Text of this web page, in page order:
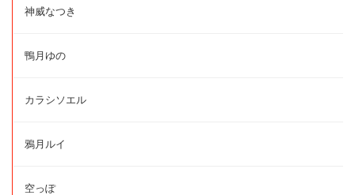
神威なつき
鴨月ゆの
カラシソエル
鴉月ルイ
空っぽ